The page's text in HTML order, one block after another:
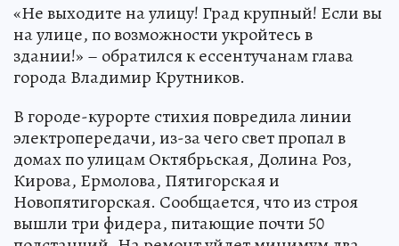
«Не выходите на улицу! Град крупный! Если вы
на улице, по возможности укройтесь в
здании!» – обратился к ессентучанам глава
города Владимир Крутников.
В городе-курорте стихия повредила линии
электропередачи, из-за чего свет пропал в
домах по улицам Октябрьская, Долина Роз,
Кирова, Ермолова, Пятигорская и
Новопятигорская. Сообщается, что из строя
вышли три фидера, питающие почти 50